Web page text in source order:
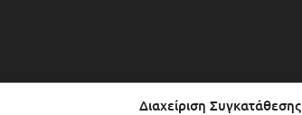
Διαχείριση Συγκατάθεσης